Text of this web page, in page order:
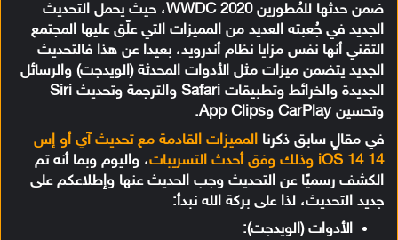
ضمن حدثها للمُطورين WWDC 2020، حيث يحمل التحديث
الجديد في جُعبته العديد من المميزات التي علّق عليها المجتمع
التقني أنها نفس مزايا نظام أندرويد، بعيدا عن هذا فالتحديث
الجديد يتضمن ميزات مثل الأدوات المحدثة (الويدجت) والرسائل
الجديدة والخرائط وتطبيقات Safari والترجمة وتحديث Siri
وتحسين CarPlay وApp Clips.
في مقالٍ سابق ذكرنا المميزات القادمة مع تحديث آي أو إس
14 iOS 14 وذلك وفق أحدث التسريبات
، واليوم وبما أنه تم
الكشف رسميًا عن التحديث وجب الحديث عنها وإطلاعكم على
جديد التحديث، لذا على بركة الله نبدأ:
الأدوات (الويدجت):